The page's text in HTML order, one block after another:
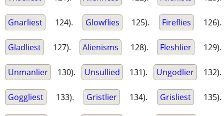
Gnarliest 124). Glowflies 125). Fireflies 126).
Gladliest 127). Alienisms 128). Fleshlier 129).
Unmanlier 130). Unsullied 131). Ungodlier 132).
Goggliest 133). Gristlier 134). Grisliest 135).